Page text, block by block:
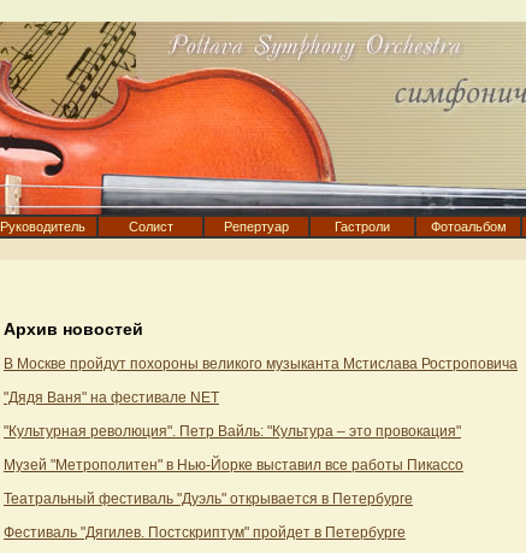
Руководитель Солист Репертуар Гастроли Фотоальбом
Архив новостей
В Москве пройдут похороны великого музыканта Мстислава Ростроповича
"Дядя Ваня" на фестивале NET
"Культурная революция". Петр Вайль: "Культура – это провокация"
Музей "Метрополитен" в Нью-Йорке выставил все работы Пикассо
Театральный фестиваль "Дуэль" открывается в Петербурге
Фестиваль "Дягилев. Постскриптум" пройдет в Петербурге